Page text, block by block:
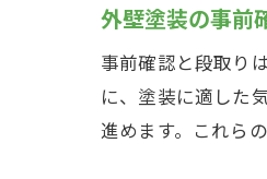
外壁塗装の事前
事前確認と段取り
に、塗装に適した
進めます。これら